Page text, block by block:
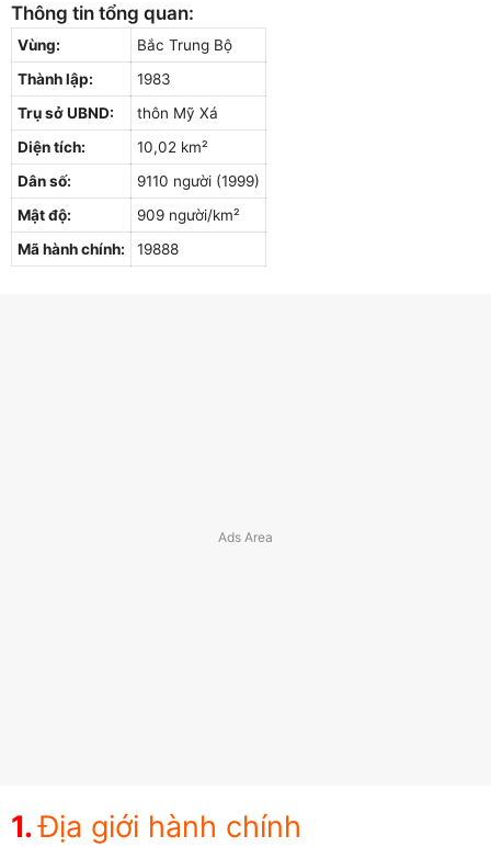
Thông tin tổng quan:
Vùng:
Bắc Trung Bộ
Thành lập:
1983
Trụ sở UBND:
thôn Mỹ Xá
Diện tích:
10,02 km²
Dân số:
9110 người (1999)
Mật độ:
909 người/km²
Mã hành chính:
19888
Địa giới hành chính